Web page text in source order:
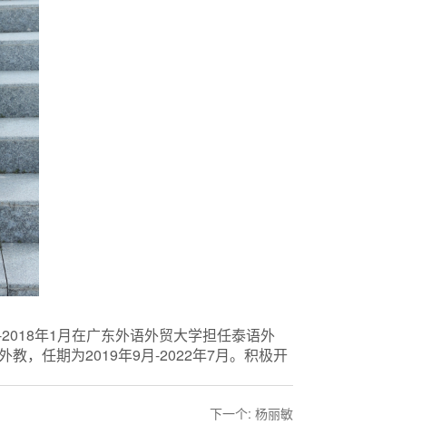
年1月在广东外语外贸大学担任泰语外
教，任期为2019年9月-2022年7月。积极开
下一个: 杨丽敏